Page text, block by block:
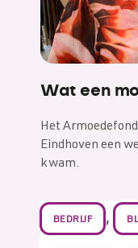
Wat een
Het
Eindhoven een
kwam.
BEDRIJF ,